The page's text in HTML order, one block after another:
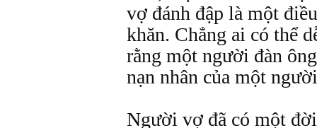
vợ đánh đập là một
khăn. Chẳng ai có thể
rằng một người đàn
nạn nhân của một
Người vợ đã có một